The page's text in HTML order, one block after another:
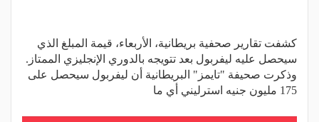
كشفت تقارير صحفية بريطانية، الأربعاء، قيمة المبلغ الذي
سيحصل عليه ليفربول بعد تتويجه بالدوري الإنجليزي الممتاز.
وذكرت صحيفة "تايمز" البريطانية أن ليفربول سيحصل على
175 مليون جنيه استرليني أي ما